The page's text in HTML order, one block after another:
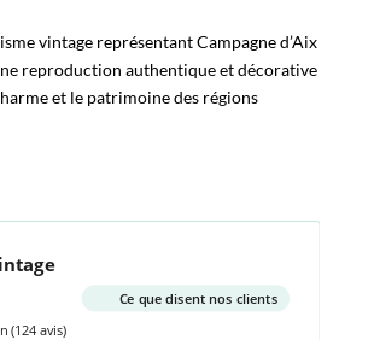
vintage représentant Campagne d’Aix
reproduction authentique et décorative
et le patrimoine des régions
Ce que disent nos clients
(124 avis)